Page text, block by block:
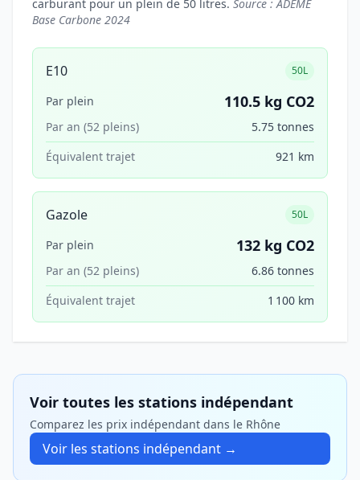
carburant pour un plein de 50 litres. Source : ADEME
Base Carbone 2024
E10 50L
Par plein 110.5 kg CO2
Par an (52 pleins)
5.75 tonnes
Équivalent trajet
921 km
Gazole 50L
Par plein 132 kg CO2
Par an (52 pleins)
6.86 tonnes
Équivalent trajet
1 100 km
Voir toutes les stations indépendant
Comparez les prix indépendant dans le Rhône
Voir les stations indépendant →